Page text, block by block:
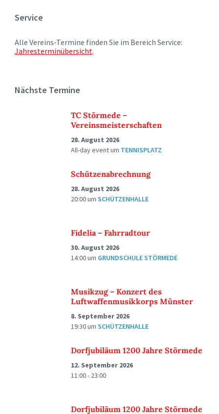
Service
Alle Vereins-Termine finden Sie im Bereich Service:
Jahresterminübersicht.
Nächste Termine
TC Störmede –
Vereinsmeisterschaften
28. August 2026
All-day eventum TENNISPLATZ
Schützenabrechnung
28. August 2026
20:00um SCHÜTZENHALLE
Fidelia – Fahrradtour
30. August 2026
14:00um GRUNDSCHULE STÖRMEDE
Musikzug – Konzert des
Luftwaffenmusikkorps Münster
8. September 2026
19:30um SCHÜTZENHALLE
Dorfjubiläum 1200 Jahre Störmede
12. September 2026
11:00 - 23:00
Dorfjubiläum 1200 Jahre Störmede